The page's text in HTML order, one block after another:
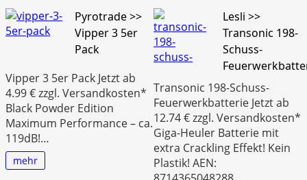
Pyrotrade >>
Vipper 3 5er
Pack
Vipper 3 5er Pack Jetzt ab
4.99 € zzgl. Versandkosten*
Black Powder Edition
Maximum Performance – ca.
119dB!…
mehr
Lesli >>
Transonic 198-
Schuss-
Transonic 198-Schuss-
Feuerwerkbatterie Jetzt ab
12.74 € zzgl. Versandkosten*
Giga-Heuler Batterie mit
extra Crackling Effekt! Kein
Plastik! AEN: